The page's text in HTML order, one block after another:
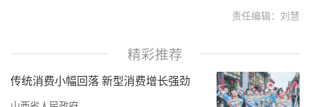
责任编辑：刘慧
精彩推荐
传统消费小幅回落 新型消费增长强劲